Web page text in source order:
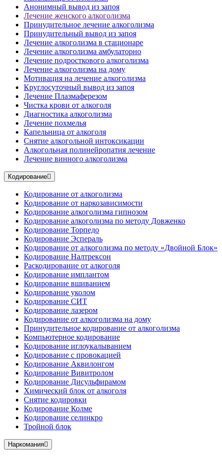
Анонимный вывод из запоя
Лечение женского алкоголизма
Принудительное лечение алкоголизма
Принудительный вывод из запоя
Лечение алкоголизма в стационаре
Лечение алкоголизма амбулаторно
Лечение подросткового алкоголизма
Лечение алкоголизма на дому
Мотивация на лечение алкоголизма
Круглосуточный вывод из запоя
Лечение Плазмаферезом
Чистка крови от алкоголя
Диагностика алкоголизма
Лечение похмелья
Капельница от алкоголя
Снятие алкогольной интоксикации
Алкогольная полинейропатия лечение
Лечение винного алкоголизма
Кодирование
Кодирование от алкоголизма
Кодирование от наркозависимости
Кодирование алкоголизма гипнозом
Кодирование алкоголизма по методу Довженко
Кодирование Торпедо
Кодирование Эспераль
Кодирование от алкоголизма по методу «Двойной Блок»
Кодирование Налтрексон
Раскодирование от алкоголя
Кодирование имплантом
Кодирование вшиванием
Кодирование уколом
Кодирование СИТ
Кодирование лазером
Кодирование от алкоголизма на дому
Принудительное кодирование от алкоголизма
Компьютерное кодирование
Кодирование иглоукалыванием
Кодирование с провокацией
Кодирование Аквилонгом
Кодирование Вивитролом
Кодирование Дисульфирамом
Химический блок от алкоголя
Снятие кодировки
Кодирование Колме
Кодирование селинкро
Тройной блок
Наркомания